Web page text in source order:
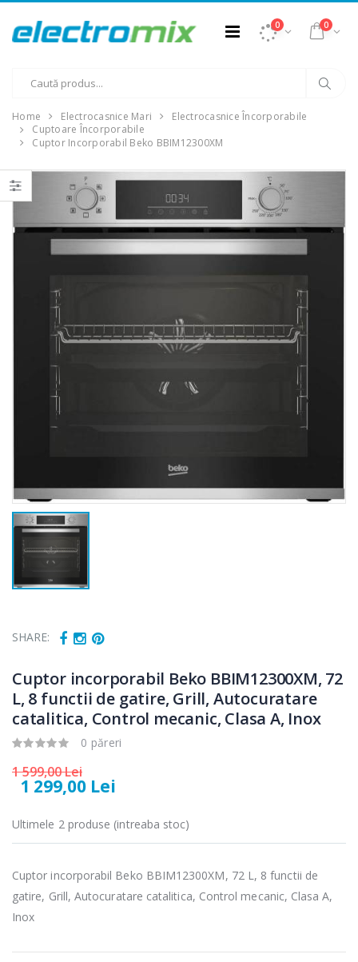
0 0
Home Electrocasnice Mari
Electrocasnice Încorporabile
Cuptoare Încorporabile
Cuptor Incorporabil Beko BBIM12300XM
SHARE:
Cuptor incorporabil Beko BBIM12300XM, 72
L, 8 functii de gatire, Grill, Autocuratare
catalitica, Control mecanic, Clasa A, Inox
0 păreri
1 599,00 Lei
1 299,00 Lei
Ultimele 2 produse (intreaba stoc)
Cuptor incorporabil Beko BBIM12300XM, 72 L, 8 functii de
gatire, Grill, Autocuratare catalitica, Control mecanic, Clasa A,
Inox
-15%
Cuptor cu
microunde
289,00 Lei
-17%
Cuptor cu
microunde
incorporabil, ...
1 499,00 Lei
-33%
549,00 Lei